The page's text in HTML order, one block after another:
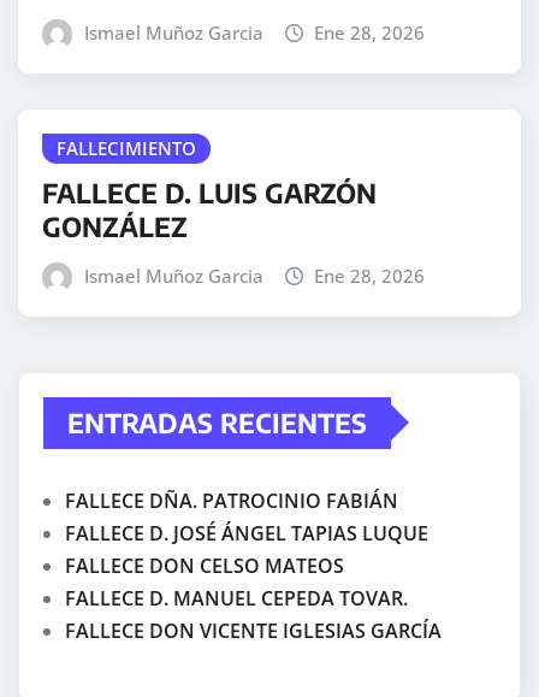
Ismael Muñoz Garcia Ene 28, 2026
FALLECIMIENTO
FALLECE D. LUIS GARZÓN
GONZÁLEZ
Ismael Muñoz Garcia Ene 28, 2026
ENTRADAS RECIENTES
FALLECE DÑA. PATROCINIO FABIÁN
FALLECE D. JOSÉ ÁNGEL TAPIAS LUQUE
FALLECE DON CELSO MATEOS
FALLECE D. MANUEL CEPEDA TOVAR.
FALLECE DON VICENTE IGLESIAS GARCÍA